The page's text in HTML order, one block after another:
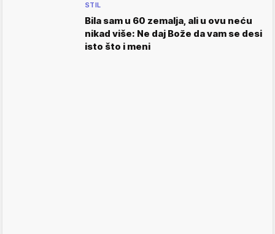
STIL
Bila sam u 60 zemalja, ali u ovu neću
nikad više: Ne daj Bože da vam se desi
isto što i meni